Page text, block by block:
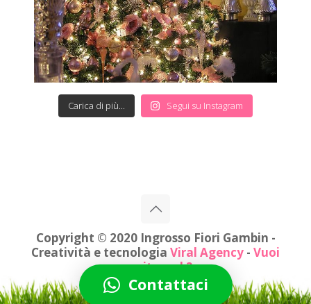
Carica di più... Segui su Instagram
Copyright © 2020 Ingrosso Fiori Gambin -
Creatività e tecnologia Viral Agency - Vuoi
un sito web?
Contattaci